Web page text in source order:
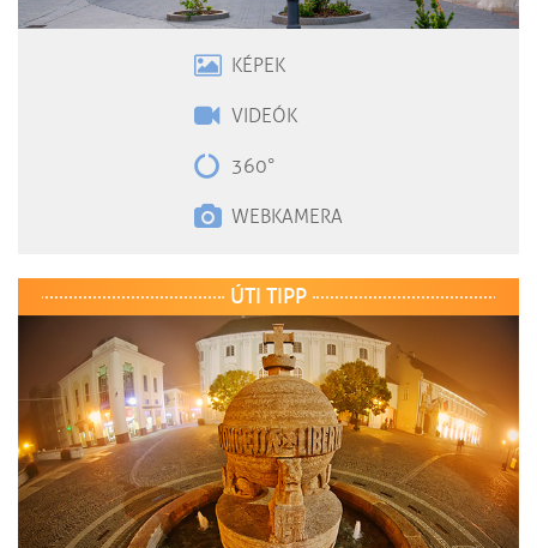
KÉPEK
VIDEÓK
360°
WEBKAMERA
ÚTI TIPP